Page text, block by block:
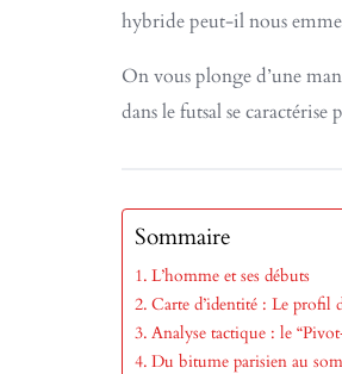
hybride peut-il nous
On vous plonge d’une
dans le futsal se
Sommaire
L’homme et ses débuts
Carte d’identité : Le profil
Analyse tactique : le
Du bitume parisien au